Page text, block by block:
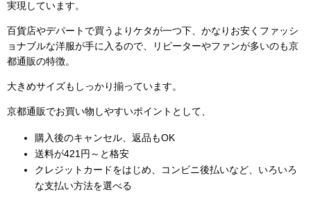
実現しています。
百貨店やデパートで買うよりケタが一つ下、かなりお安くファッシ
ョナブルな洋服が手に入るので、リピーターやファンが多いのも京
都通販の特徴。
大きめサイズもしっかり揃っています。
京都通販でお買い物しやすいポイントとして、
購入後のキャンセル、返品もOK
送料が421円～と格安
クレジットカードをはじめ、コンビニ後払いなど、いろいろ
な支払い方法を選べる